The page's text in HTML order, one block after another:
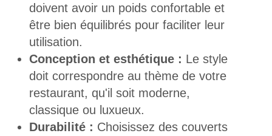
doivent avoir un poids confortable et
être bien équilibrés pour faciliter leur
utilisation.
Conception et esthétique : Le style
doit correspondre au thème de votre
restaurant, qu'il soit moderne,
classique ou luxueux.
Durabilité : Choisissez des couverts